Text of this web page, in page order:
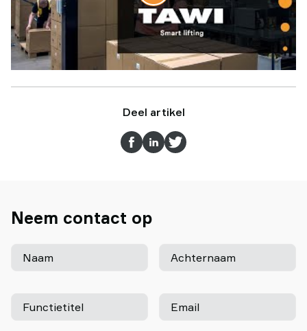
Deel artikel
Neem contact op
Naam Achternaam
Functietitel Email